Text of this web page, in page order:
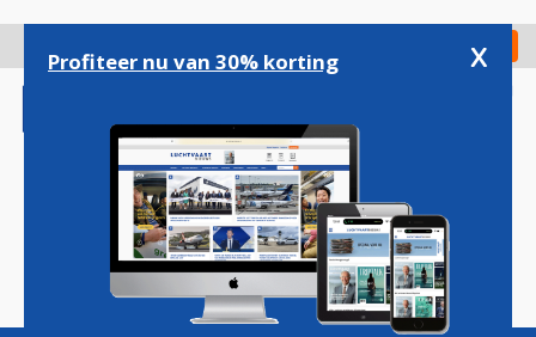
gaan
Check in
Magazine Podcasts Vacatures
Profiteer nu van 30% korting x